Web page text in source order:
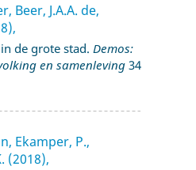
Beer, J.A.A. de,
de grote stad. Demos:
en samenleving 34
Ekamper, P.,
(2018),